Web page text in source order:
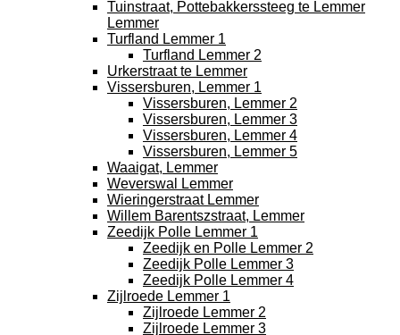
Tuinstraat, Pottebakkerssteeg te Lemmer
Lemmer
Turfland Lemmer 1
Turfland Lemmer 2
Urkerstraat te Lemmer
Vissersburen, Lemmer 1
Vissersburen, Lemmer 2
Vissersburen, Lemmer 3
Vissersburen, Lemmer 4
Vissersburen, Lemmer 5
Waaigat, Lemmer
Weverswal Lemmer
Wieringerstraat Lemmer
Willem Barentszstraat, Lemmer
Zeedijk Polle Lemmer 1
Zeedijk en Polle Lemmer 2
Zeedijk Polle Lemmer 3
Zeedijk Polle Lemmer 4
Zijlroede Lemmer 1
Zijlroede Lemmer 2
Zijlroede Lemmer 3